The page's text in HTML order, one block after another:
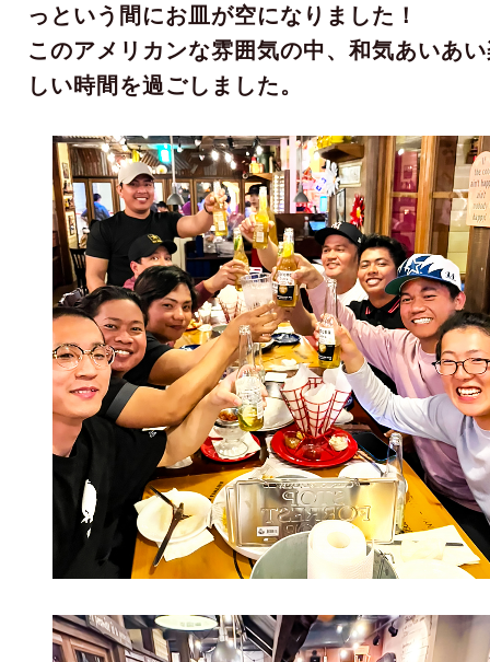
っという間にお皿が空になりました！
このアメリカンな雰囲気の中、和気あいあ
しい時間を過ごしました。